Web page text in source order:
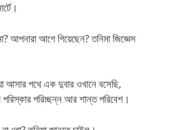
আপনারা আগে গিয়েছেন? তনিমা জিজ্ঞেস
আসার পথে এক দুবার ওখানে বসেছি,
পরিস্কার পরিচ্ছন্ন আর শান্ত পরিবেশ।